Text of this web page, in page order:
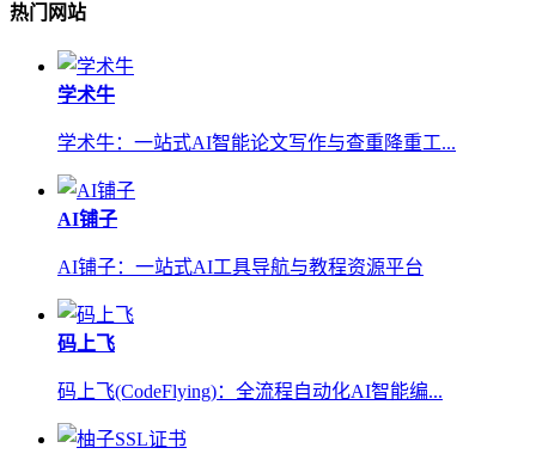
热门网站
学术牛
学术牛：一站式AI智能论文写作与查重降重工...
AI铺子
AI铺子：一站式AI工具导航与教程资源平台
码上飞
码上飞(CodeFlying)：全流程自动化AI智能编...